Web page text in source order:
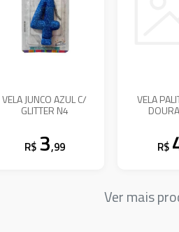
VELA JUNCO AZUL C/
GLITTER N4
R$ 3,99
VELA
R$
Ver mais